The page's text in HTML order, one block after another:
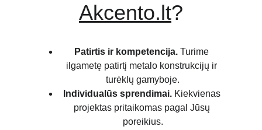
Akcento.lt?
Patirtis ir kompetencija. Turime
ilgametę patirtį metalo konstrukcijų ir
turėklų gamyboje.
Individualūs sprendimai. Kiekvienas
projektas pritaikomas pagal Jūsų
poreikius.